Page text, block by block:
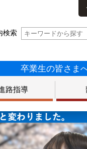
検索
卒業生の皆さま
路指導